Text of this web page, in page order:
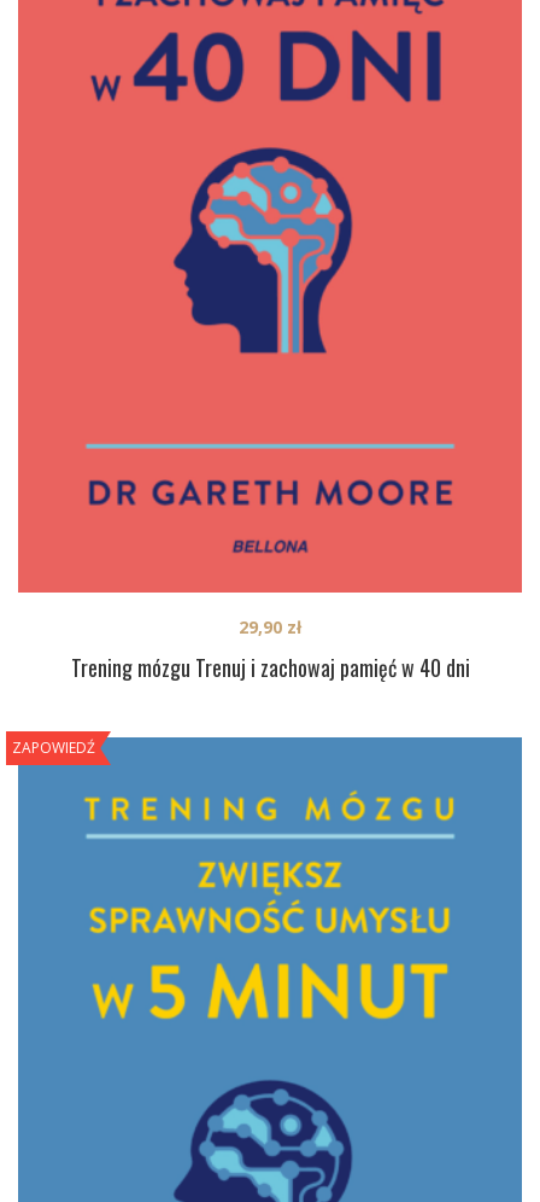
Trening mózgu Trenuj i zachowaj pamięć w 40 dni
29,90 zł
ZAPOWIEDŹ